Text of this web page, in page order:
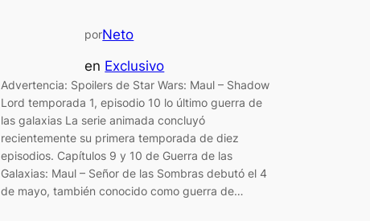
porNeto
en Exclusivo
Advertencia: Spoilers de Star Wars: Maul – Shadow
Lord temporada 1, episodio 10 lo último guerra de
las galaxias La serie animada concluyó
recientemente su primera temporada de diez
episodios. Capítulos 9 y 10 de Guerra de las
Galaxias: Maul – Señor de las Sombras debutó el 4
de mayo, también conocido como guerra de…